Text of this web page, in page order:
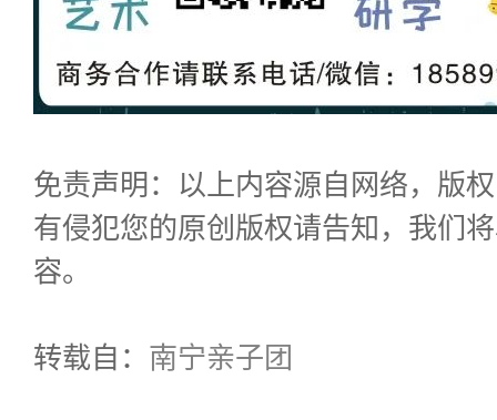
免责声明：以上内容源自网络，版
有侵犯您的原创版权请告知，我们
容。
转载自： 南宁亲子团